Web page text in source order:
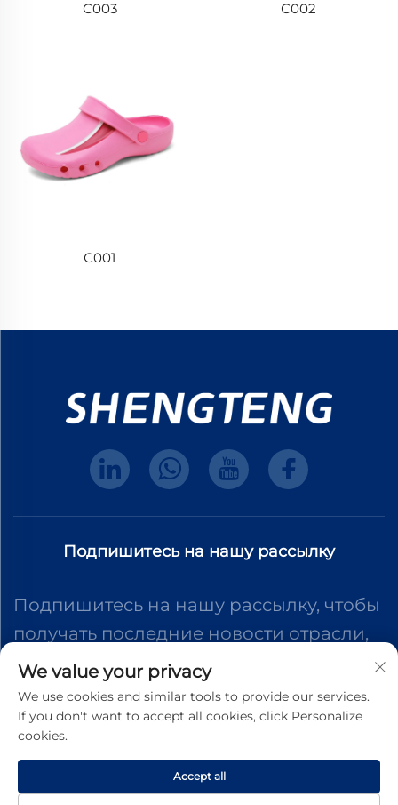
С003 С002
С001
Подпишитесь на нашу рассылку
Подпишитесь на нашу рассылку, чтобы
получать последние новости отрасли,
обновления и идеи от нашей команды.
Подписаться
Авторское право © 2025 Dongguan Shengteng Plastic Hardware
We value your privacy
We use cookies and similar tools to provide our services.
If you don't want to accept all cookies, click Personalize
cookies.
Accept all